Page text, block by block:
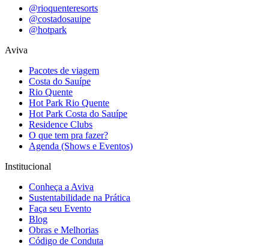
@rioquenteresorts
@costadosauipe
@hotpark
Aviva
Pacotes de viagem
Costa do Sauípe
Rio Quente
Hot Park Rio Quente
Hot Park Costa do Sauípe
Residence Clubs
O que tem pra fazer?
Agenda (Shows e Eventos)
Institucional
Conheça a Aviva
Sustentabilidade na Prática
Faça seu Evento
Blog
Obras e Melhorias
Código de Conduta